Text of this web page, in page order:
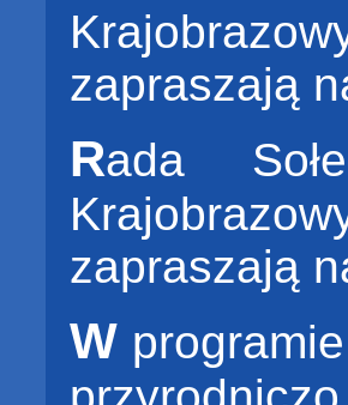
zapraszają
Rada
zapraszają
W